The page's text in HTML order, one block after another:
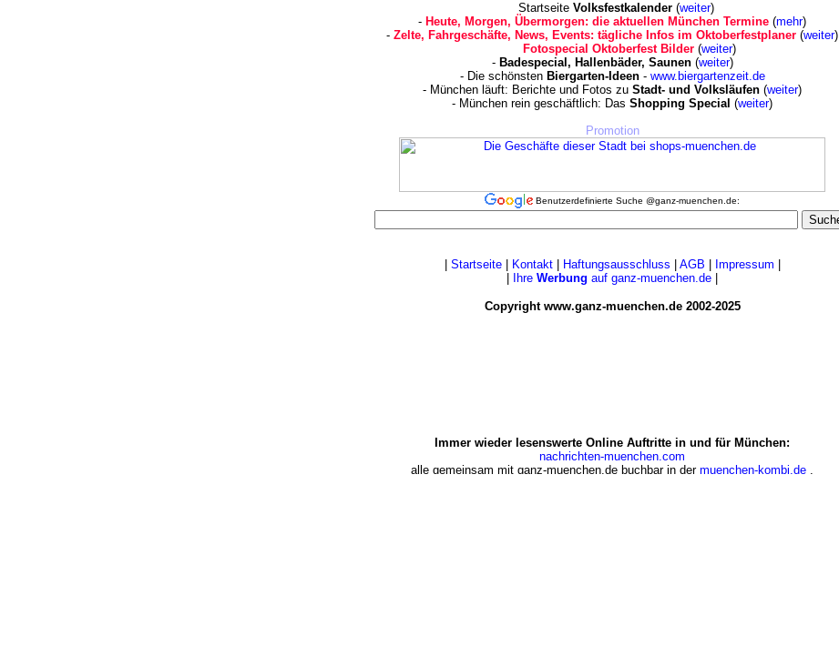
Startseite Volksfestkalender(weiter)
- Heute, Morgen, Übermorgen: die aktuellen München Termine (mehr)
- Zelte, Fahrgeschäfte, News, Events: tägliche Infos im Oktoberfestplaner (weiter)
Fotospecial Oktoberfest Bilder (weiter)
- Badespecial, Hallenbäder, Saunen(weiter)
- Die schönsten Biergarten-Ideen- www.biergartenzeit.de
- München läuft: Berichte und Fotos zu Stadt- und Volksläufen (weiter)
- München rein geschäftlich: Das Shopping Special (weiter)
Promotion
Benutzerdefinierte Suche @ganz-muenchen.de:
Startseite| Kontakt| Haftungsausschluss AGB Impressum
Ihre Werbung auf ganz-muenchen.de
Copyright www.ganz-muenchen.de 2002-2025
Immer wieder lesenswerte Online Auftritte in und für München:
nachrichten-muenchen.com
alle gemeinsam mit ganz-muenchen.de buchbar in der muenchen-kombi.de .